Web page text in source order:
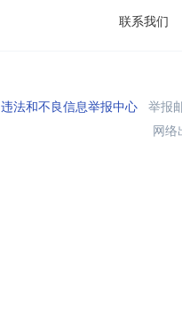
联系我们
违法和不良信息举报中心举报
网